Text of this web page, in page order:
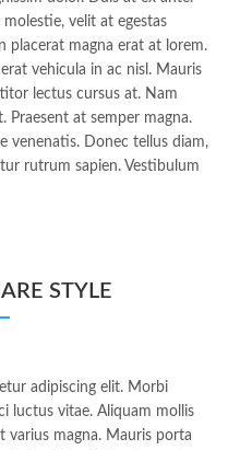
velit at egestas
placerat magna erat at lorem.
vehicula in ac nisl. Mauris
lectus cursus at. Nam
Praesent at semper magna.
venenatis. Donec tellus diam,
rutrum sapien. Vestibulum
STYLE
adipiscing elit. Morbi
luctus vitae. Aliquam mollis
varius magna. Mauris porta